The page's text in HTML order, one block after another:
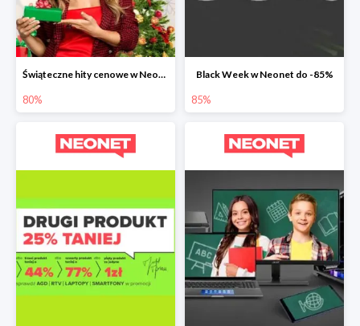
Świąteczne hity cenowe w Neonet do -80%
80%
Black Week w Neonet do -85%
85%